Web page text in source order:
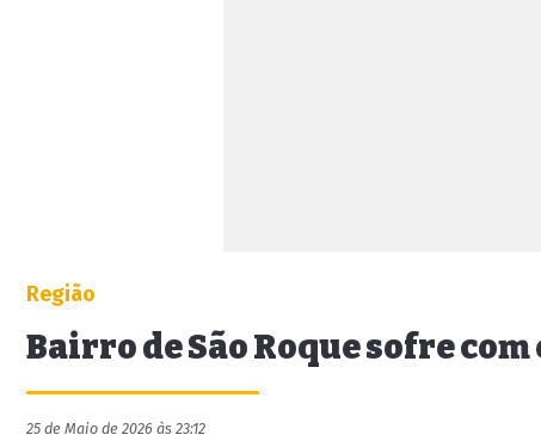
Região
Bairro de São Roque sofre
25 de Maio de 2026 às 23:12